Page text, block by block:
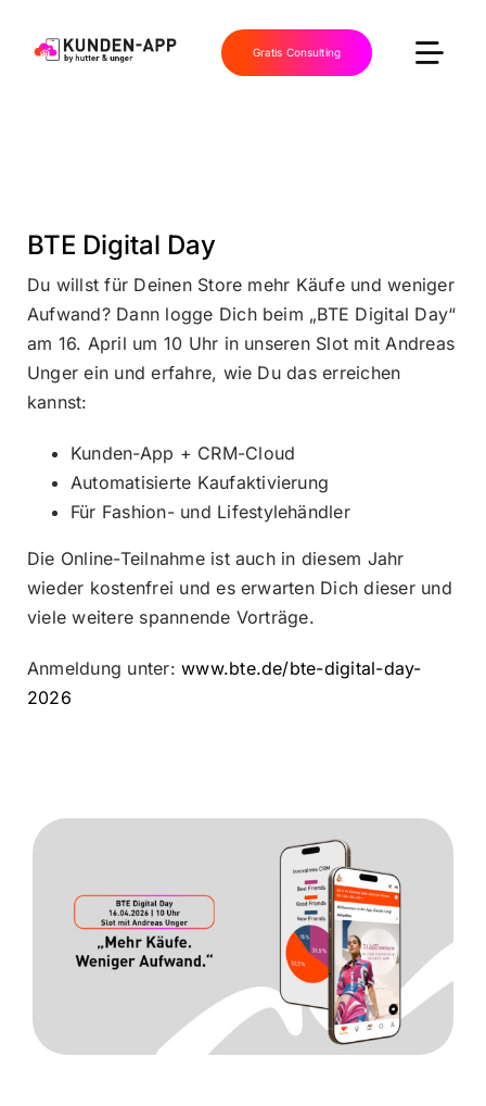
wws
referenzen
career
Gratis Consulting
BTE Digital Day
Du willst für Deinen Store mehr Käufe und weniger
Aufwand? Dann logge Dich beim „BTE Digital Day“
am 16. April um 10 Uhr in unseren Slot mit Andreas
Unger ein und erfahre, wie Du das erreichen
kannst:
Kunden-App + CRM-Cloud
Automatisierte Kaufaktivierung
Für Fashion- und Lifestylehändler
Die Online-Teilnahme ist auch in diesem Jahr
wieder kostenfrei und es erwarten Dich dieser und
viele weitere spannende Vorträge.
Anmeldung unter:www.bte.de/bte-digital-day-
2026